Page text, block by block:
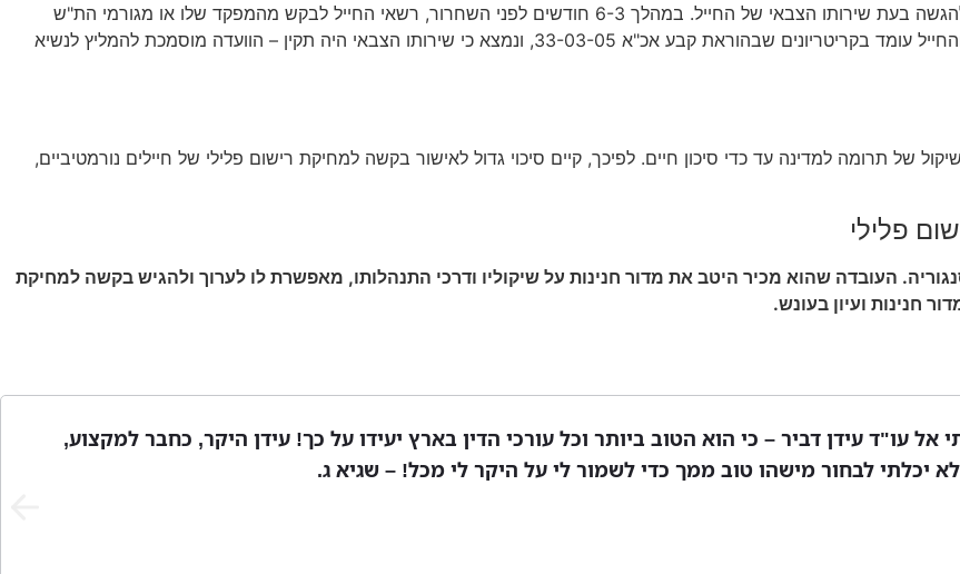
בקשה למחיקת רישום פלילי שבוצע בטרם גיוסו של החיל לצה"ל, ניתנת להגשה בעת שירותו הצבאי של החייל. במהלך 6-3 חודשים לפני השחרור, רשאי החייל לבקש מהמפקד שלו או מגורמי הת"ש
ביחידתו להביא את עניינו בפני הוועדה הצבאית למחיקת עבר פלילי. היה והחייל עומד בקריטריונים שבהוראת קבע אכ"א 33-03-05, ונמצא כי שירותו הצבאי היה תקין – הוועדה מוסמכת להמליץ לנשיא
של תרומה למדינה עד כדי סיכון חיים. לפיכך, קיים סיכוי גדול לאישור בקשה למחיקת רישום פלילי של חיילים נורמטיביים,
פלילי
העובדה שהוא מכיר היטב את מדור חנינות על שיקוליו ודרכי התנהלותו, מאפשרת לו לערוך ולהגיש בקשה למחיקת
חנינות ועיון בעונש.
עו"ד עידן דביר – כי הוא הטוב ביותר וכל עורכי הדין בארץ יעידו על כך! עידן היקר, כחבר למקצוע,
יכלתי לבחור מישהו טוב ממך כדי לשמור לי על היקר לי מכל! – שגיא ג.